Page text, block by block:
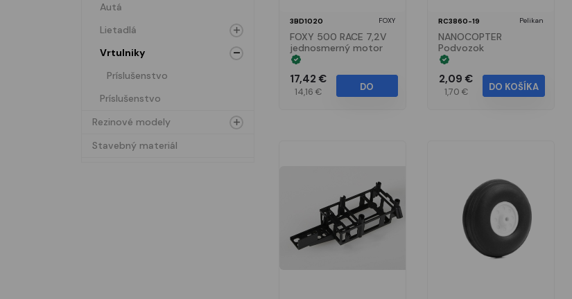
Autá
Lietadlá
Vrtulniky
Príslušenstvo
Príslušenstvo
Rezinové modely
Stavebný materiál
3BD1020 FOXY
FOXY 500 RACE 7,2V
jednosmerný motor
17,42 €
14,16 € DO
RC3860-19 Pelikan
NANOCOPTER
Podvozok
2,09 €
1,70 € DO KOŠÍKA